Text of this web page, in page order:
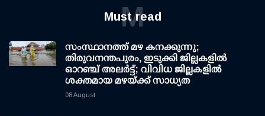
Must read
M
സംസ്ഥാനത്ത് മഴ കനക്കുന്നു;
തിരുവനന്തപുരം, ഇടുക്കി ജില്ലകളിൽ
ഓറഞ്ച് അലർട്ട്; വിവിധ ജില്ലകളിൽ
ശക്തമായ മഴയ്ക്ക് സാധ്യത
08 August